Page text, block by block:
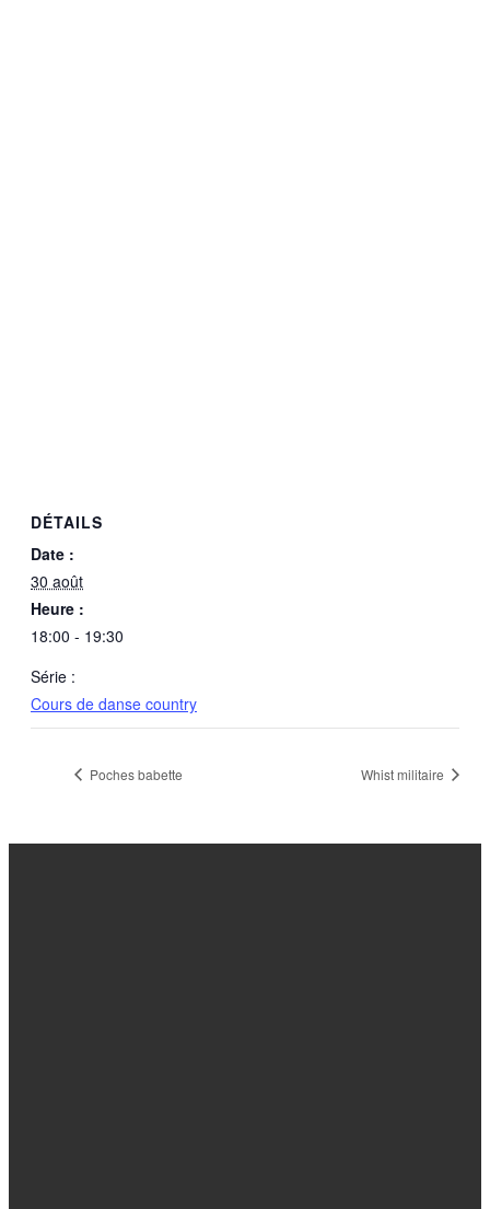
DÉTAILS
Date :
30 août
Heure :
18:00 - 19:30
Série :
Cours de danse country
Poches babette Whist militaire